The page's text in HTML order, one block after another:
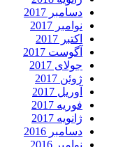
دسامبر 2017
نوامبر 2017
اکتبر 2017
آگوست 2017
جولای 2017
ژوئن 2017
آوریل 2017
فوریه 2017
ژانویه 2017
دسامبر 2016
نوامبر 2016